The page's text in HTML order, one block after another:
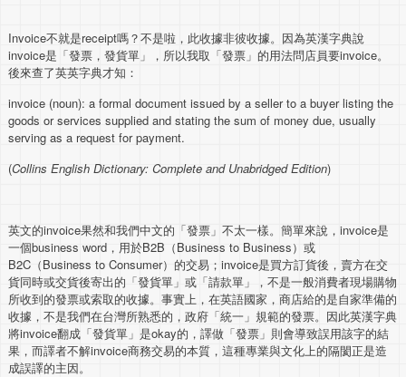
Invoice不就是receipt嗎？不是啦，此收據非彼收據。因為英漢字典說
invoice是「發票，發貨單」，所以我取「發票」的用法問店員要invoice。
後來查了英英字典才知：
invoice (noun): a formal document issued by a seller to a buyer listing the
goods or services supplied and stating the sum of money due, usually
serving as a request for payment.
(Collins English Dictionary: Complete and Unabridged Edition)
英文的invoice果然和我們中文的「發票」不太一樣。簡單來說，invoice是
一個business word，用於B2B（Business to Business）或
B2C（Business to Consumer）的交易；invoice是買方訂貨後，賣方在交
貨同時或交貨後寄出的「發貨單」或「請款單」，不是一般消費者現場購物
所收到的發票或索取的收據。事實上，在英語國家，商店給的是自家準備的
收據，不是我們在台灣所熟悉的，政府「統一」規範的發票。因此英漢字典
將invoice翻成「發貨單」是okay的，譯做「發票」則會導致誤用該字的結
果，而譯者不解invoice商務交易的本質，這種專業與文化上的隔閡正是造
成誤譯的主因。